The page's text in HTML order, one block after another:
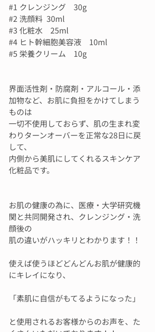
#1 クレンジング　30g
#2 洗顔料  30ml
#3 化粧水　25ml
#4 ヒト幹細胞美容液　10ml
#5 栄養クリーム　10g
界面活性剤・防腐剤・アルコール・添
加物など、お肌に負担をかけてしまう
ものは
一切不使用しておらず、肌の生まれ変
わりターンオーバーを正常な28日に戻
して、
内側から美肌にしてくれるスキンケア
化粧品です。
お肌の健康の為に、医療・大学研究機
関と共同開発され、クレンジング・洗
顔後の
肌の違いがハッキリとわかります！！
使えば使うほどどんどんお肌が健康的
にキレイになり、
「素肌に自信がもてるようになった」
と使用されるお客様からのお声を、た